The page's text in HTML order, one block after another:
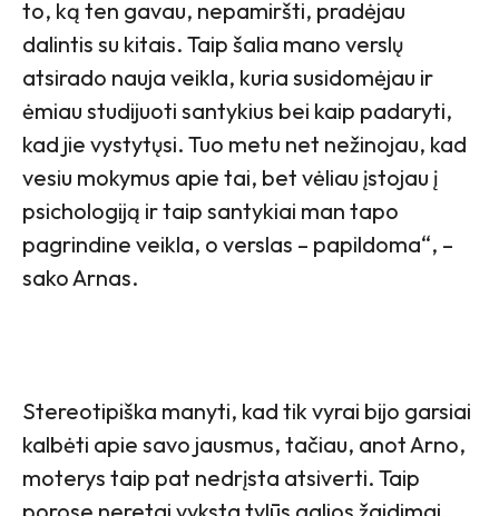
to, ką ten gavau, nepamiršti, pradėjau
dalintis su kitais. Taip šalia mano verslų
atsirado nauja veikla, kuria susidomėjau ir
ėmiau studijuoti santykius bei kaip padaryti,
kad jie vystytųsi. Tuo metu net nežinojau, kad
vesiu mokymus apie tai, bet vėliau įstojau į
psichologiją ir taip santykiai man tapo
pagrindine veikla, o verslas – papildoma“, –
sako Arnas.
Stereotipiška manyti, kad tik vyrai bijo garsiai
kalbėti apie savo jausmus, tačiau, anot Arno,
moterys taip pat nedrįsta atsiverti. Taip